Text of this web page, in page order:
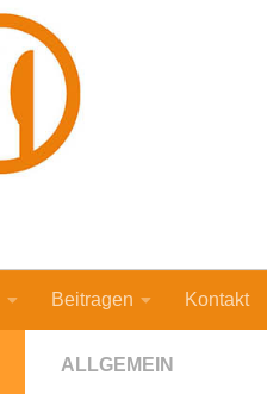
Beitragen Kontakt
ALLGEMEIN